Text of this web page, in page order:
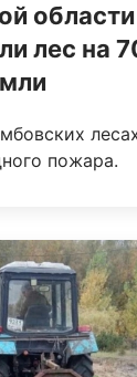
области
лес на
пожара.